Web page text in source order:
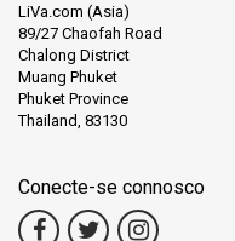
LiVa.com (Asia)
89/27 Chaofah Road
Chalong District
Muang Phuket
Phuket Province
Thailand, 83130
Conecte-se connosco